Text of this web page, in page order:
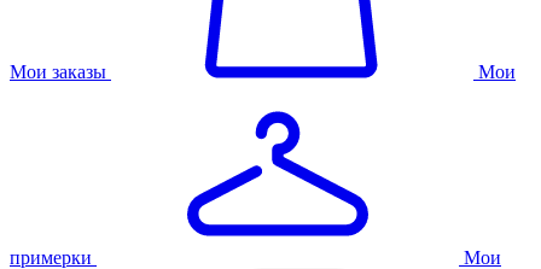
Мои заказы Мои
примерки Мои